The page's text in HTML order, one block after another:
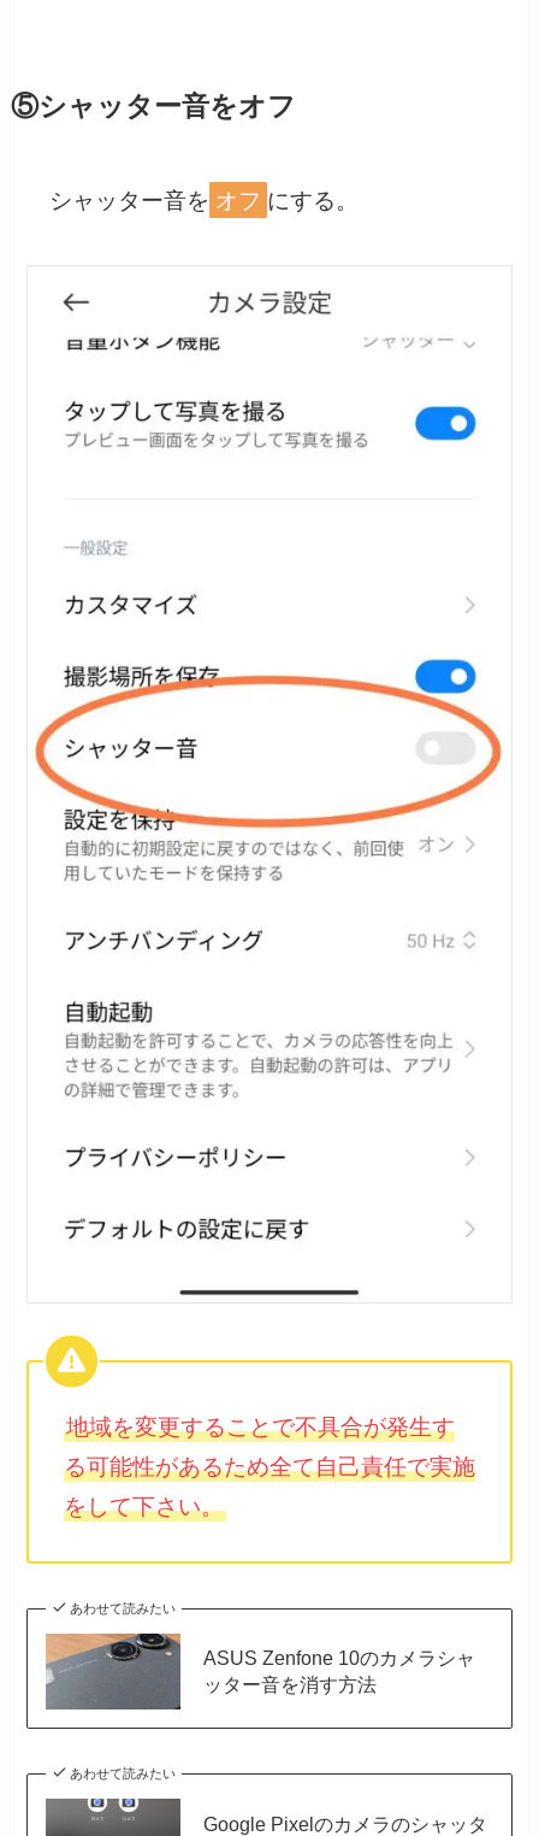
⑤シャッター音をオフ
シャッター音を オフ にする。
地域を変更することで不具合が発生す
る可能性があるため全て自己責任で実施
をして下さい。
あわせて読みたい
ASUS Zenfone 10のカメラシャ
ッター音を消す方法
あわせて読みたい
Google Pixelのカメラのシャッタ